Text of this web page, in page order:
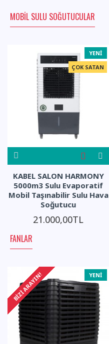
MOBIL SULU SOĞUTUCULAR
YENI
ÇOK SATAN
KABEL SALON HARMONY
5000m3 Sulu Evaporatif
Mobil Taşınabilir Sulu Hava
Soğutucu
21.000,00TL
FANLAR
YENI
BIZI ARAYIN!